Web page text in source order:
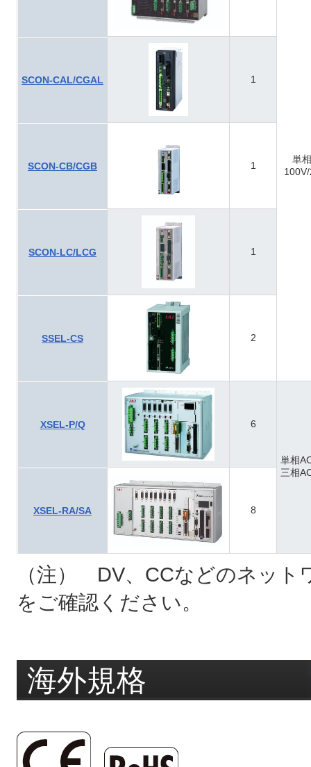
単
SCON-CAL/CGAL 1
SCON-CB/CGB 1
SCON-LC/LCG 1
SSEL-CS 2
XSEL-P/Q 6
単相
三相
XSEL-RA/SA 8
（注） DV、CCなどのネット
をご確認ください。
海外規格